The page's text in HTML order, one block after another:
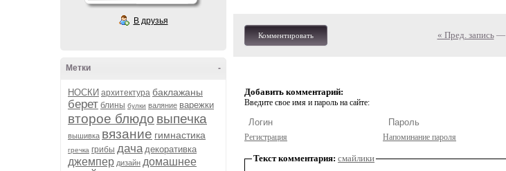
В друзья
-
Метки
НОСКИ архитектура баклажаны
берет блины булки валяние варежки
второе блюдо выпечка
вышивка вязание гимнастика
гречка грибы дача декоративка
джемпер дизайн домашнее
Комментировать « Пред. запись—
Добавить комментарий:
Введите свое имя и пароль на сайте:
Регистрация Напоминание пароля
Текст комментария: смайлики